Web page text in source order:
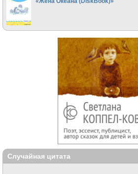
Случайная цитата